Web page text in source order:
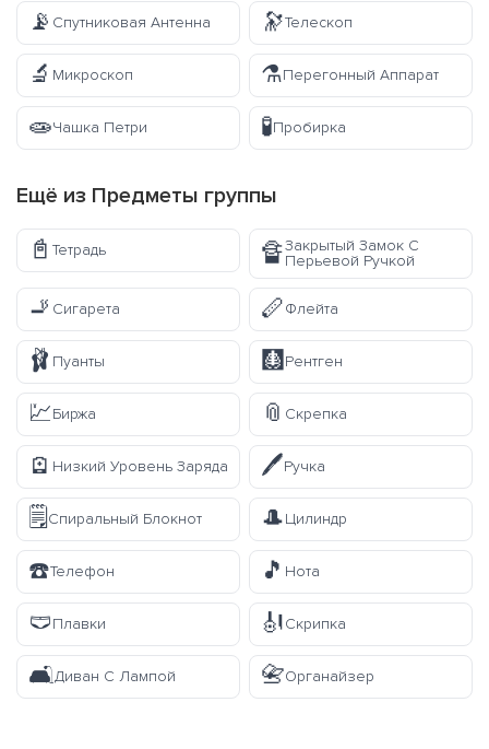
📡 Спутниковая Антенна 🔭Телескоп
🔬 Микроскоп ⚗️Перегонный Аппарат
🧫Чашка Петри 🧪Пробирка
Ещё из Предметы группы
📓 Тетрадь 🔏Закрытый Замок С
Перьевой Ручкой
🚬 Сигарета 🪈Флейта
🩰 Пуанты 🩻 Рентген
💹Биржа 📎 Скрепка
🪫 Низкий Уровень Заряда 🖊️Ручка
🗒️Спиральный Блокнот 🎩Цилиндр
☎️Телефон 🎵 Нота
🩲Плавки 🎻Скрипка
🛋️Диван С Лампой 📇Органайзер